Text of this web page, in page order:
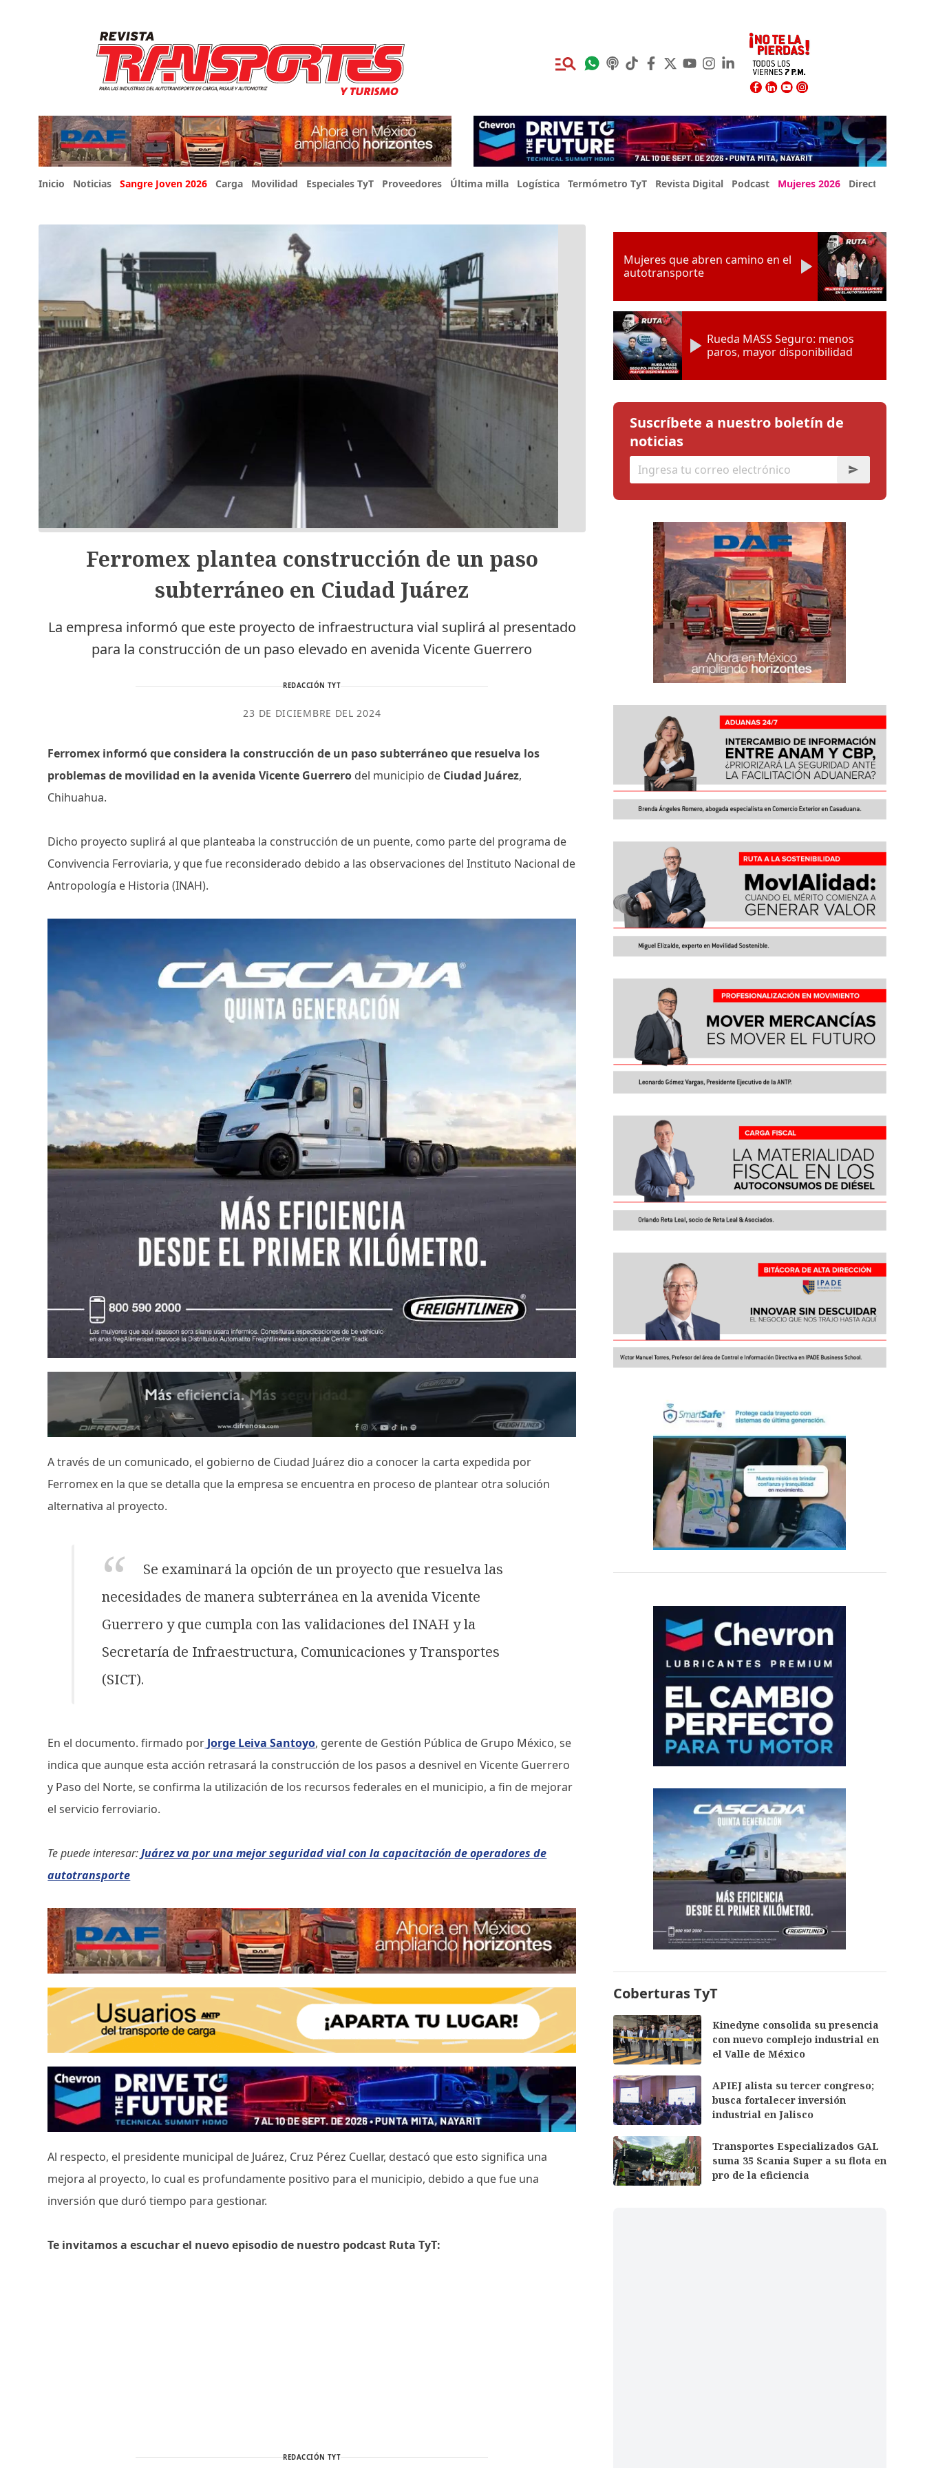
Inicio Noticias Sangre Joven 2026 Carga Movilidad Especiales TyT Proveedores Última milla Logística Termómetro TyT Revista Digital Podcast Mujeres 2026 Directorio Expo
Ferromex plantea construcción de un paso
subterráneo en Ciudad Juárez
La empresa informó que este proyecto de infraestructura vial suplirá al presentado
para la construcción de un paso elevado en avenida Vicente Guerrero
REDACCIÓN TYT
23 DE DICIEMBRE DEL 2024
Ferromex informó que considera la construcción de un paso subterráneo que resuelva los
problemas de movilidad en la avenida Vicente Guerrero del municipio de Ciudad Juárez,
Chihuahua.
Dicho proyecto suplirá al que planteaba la construcción de un puente, como parte del programa de
Convivencia Ferroviaria, y que fue reconsiderado debido a las observaciones del Instituto Nacional de
Antropología e Historia (INAH).
A través de un comunicado, el gobierno de Ciudad Juárez dio a conocer la carta expedida por
Ferromex en la que se detalla que la empresa se encuentra en proceso de plantear otra solución
alternativa al proyecto.
Se examinará la opción de un proyecto que resuelva las
necesidades de manera subterránea en la avenida Vicente
Guerrero y que cumpla con las validaciones del INAH y la
Secretaría de Infraestructura, Comunicaciones y Transportes
(SICT).
En el documento. firmado por Jorge Leiva Santoyo, gerente de Gestión Pública de Grupo México, se
indica que aunque esta acción retrasará la construcción de los pasos a desnivel en Vicente Guerrero
y Paso del Norte, se confirma la utilización de los recursos federales en el municipio, a fin de mejorar
el servicio ferroviario.
Te puede interesar:Juárez va por una mejor seguridad vial con la capacitación de operadores de
autotransporte
Al respecto, el presidente municipal de Juárez, Cruz Pérez Cuellar, destacó que esto significa una
mejora al proyecto, lo cual es profundamente positivo para el municipio, debido a que fue una
inversión que duró tiempo para gestionar.
Te invitamos a escuchar el nuevo episodio de nuestro podcast Ruta TyT:
REDACCIÓN TYT
Mujeres que abren camino en el
autotransporte
Rueda MASS Seguro: menos
paros, mayor disponibilidad
Suscríbete a nuestro boletín de
noticias
Coberturas TyT
Kinedyne consolida su presencia
con nuevo complejo industrial en
el Valle de México
APIEJ alista su tercer congreso;
busca fortalecer inversión
industrial en Jalisco
Transportes Especializados GAL
suma 35 Scania Super a su flota en
pro de la eficiencia